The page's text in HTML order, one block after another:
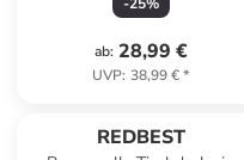
cappuccino
ab: 28,99 €
UVP: 38,99 €*
REDBEST